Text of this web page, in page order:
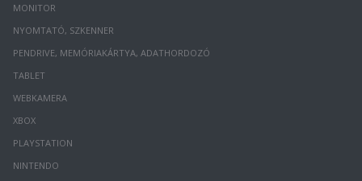
MONITOR
NYOMTATÓ, SZKENNER
PENDRIVE, MEMÓRIAKÁRTYA, ADATHORDOZÓ
TABLET
WEBKAMERA
XBOX
PLAYSTATION
NINTENDO